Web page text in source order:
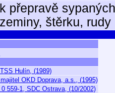
k přepravě
zeminy, štěrku, rudy
Hulín, (1989)
OKD Doprava, a.s., (1995)
559-1, SDC Ostrava, (10/2002)